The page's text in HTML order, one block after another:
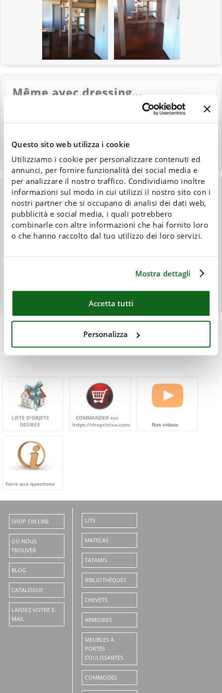
Questo sito web utilizza i cookie
Utilizziamo i cookie per personalizzare contenuti ed
annunci, per fornire funzionalità dei social media e
per analizzare il nostro traffico. Condividiamo inoltre
informazioni sul modo in cui utilizzi il nostro sito con i
nostri partner che si occupano di analisi dei dati web,
pubblicità e social media, i quali potrebbero
combinarle con altre informazioni che hai fornito loro
o che hanno raccolto dal tuo utilizzo dei loro servizi.
Mostra dettagli
Accetta tutti
Personalizza
Même avec dressing...
...ou même avec bureau intégré!
LISTE D'OBJETS
DESIRES
COMMANDER sur
https://shopcinius.com/fr/
Nos videos
Foire aux questions
SHOP ON LINE
OÙ NOUS
TROUVER
BLOG
CATALOGUE
LAISSEZ VOTRE E-
MAIL
LITS
MATELAS
TATAMIS
BIBLIOTHÈQUES
CHEVETS
ARMOIRES
MEUBLES À
PORTES
COULISSANTES
COMMODES